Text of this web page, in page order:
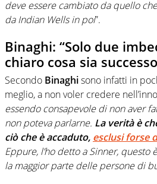
deve essere cambiato da quello
da Indian Wells in poi”.
Binaghi: “Solo due
chiaro cosa sia
Secondo Binaghisono infatti in
meglio, a non voler credere
essendo consapevole di non aver
non poteva parlarne. La verità è
ciò che è accaduto, esclusi forse
Eppure, l’ho detto a Sinner,
la maggior parte delle persone di